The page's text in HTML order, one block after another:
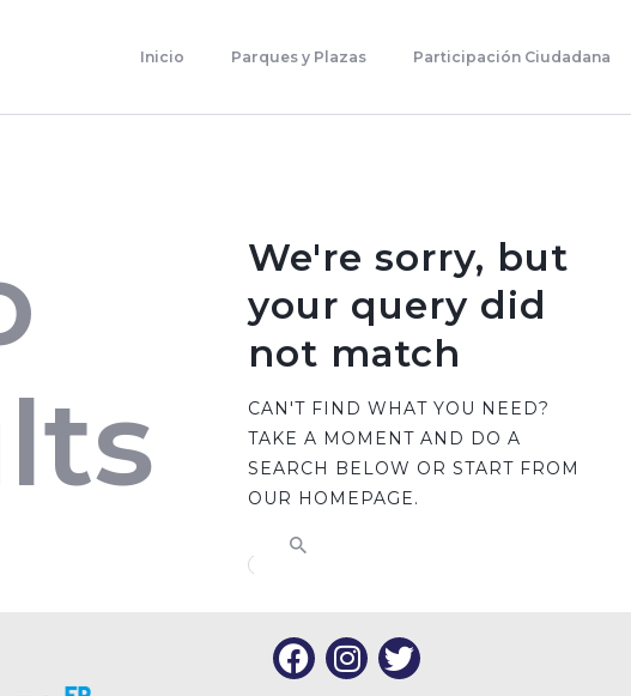
Inicio Parques y Plazas Participación Ciudadana
Parques Y Plazas
Planificación Estratégica
We're sorry, but
your query did
not match
CAN'T FIND WHAT YOU NEED?
TAKE A MOMENT AND DO A
SEARCH BELOW OR START FROM
OUR HOMEPAGE.